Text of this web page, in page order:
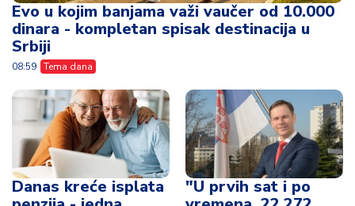
Evo u kojim banjama važi vaučer od 10.000
dinara - kompletan spisak destinacija u
Srbiji
08:59 Tema dana
Danas kreće isplata
"U prvih sat i po